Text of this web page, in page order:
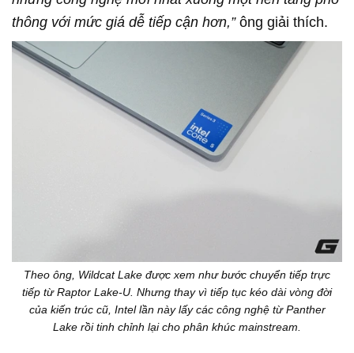
thông với mức giá dễ tiếp cận hơn,” ông giải thích.
Theo ông, Wildcat Lake được xem như bước chuyển tiếp trực
tiếp từ Raptor Lake-U. Nhưng thay vì tiếp tục kéo dài vòng đời
của kiến trúc cũ, Intel lần này lấy các công nghệ từ Panther
Lake rồi tinh chỉnh lại cho phân khúc mainstream.